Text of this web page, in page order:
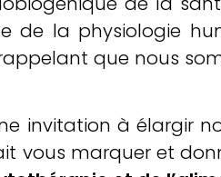
de la physiologie
que nous
invitation à élargir
vous marquer et